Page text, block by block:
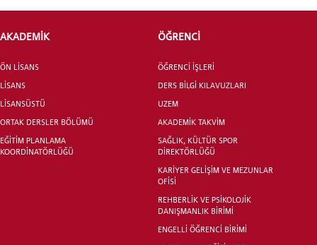
AKADEMİK
ÖN LİSANS
LİSANS
LİSANSÜSTÜ
ORTAK DERSLER BÖLÜMÜ
EĞİTİM PLANLAMA
KOORDİNATÖRLÜĞÜ
ÖĞRENCİ
ÖĞRENCİ İŞLERİ
DERS BİLGİ KILAVUZLARI
UZEM
AKADEMİK TAKVİM
SAĞLIK, KÜLTÜR SPOR
DİREKTÖRLÜĞÜ
KARİYER GELİŞİM VE MEZUNLAR
OFİSİ
REHBERLİK VE PSİKOLOJİK
DANIŞMANLIK BİRİMİ
ENGELLİ ÖĞRENCİ BİRİMİ